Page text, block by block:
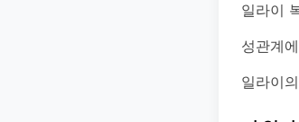
일라이
성관계
일라이